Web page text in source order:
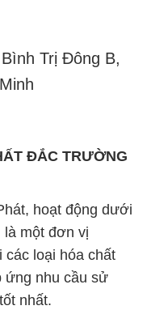
ĐẮC TRƯỜNG
các loại hóa chất
nhu cầu sử
nhất.
lòng và đáp ứng
chí hàng đầu.
sản phẩm
hợp lý, nhằm